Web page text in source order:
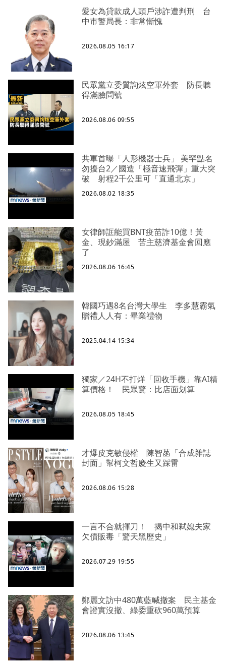
愛女為貸款成人頭戶涉詐遭判刑 台
中市警局長：非常慚愧
2026.08.05 16:17
民眾黨立委質詢炫空軍外套 防長聽
得滿臉問號
2026.08.06 09:55
共軍首曝「人形機器士兵」 美罕點名
勿擾台2／國造「極音速飛彈」重大突
破 射程2千公里可「直通北京」
2026.08.02 18:35
女律師誆能買BNT疫苗詐10億！黃
金、現鈔滿屋 苦主慈濟基金會回應
了
2026.08.06 16:45
韓國巧遇8名台灣大學生 李多慧霸氣
贈禮人人有：畢業禮物
2025.04.14 15:34
獨家／24H不打烊「回收手機」靠AI精
算價格！ 民眾驚：比店面划算
2026.08.05 18:45
才爆皮克敏侵權 陳智菡「合成雜誌
封面」幫柯文哲慶生又踩雷
2026.08.06 15:28
一言不合就揮刀！ 揭中和弒媳夫家
欠債販毒「驚天黑歷史」
2026.07.29 19:55
鄭麗文訪中480萬藍喊撤案 民主基金
會證實沒撤、綠委重砍960萬預算
2026.08.06 13:45